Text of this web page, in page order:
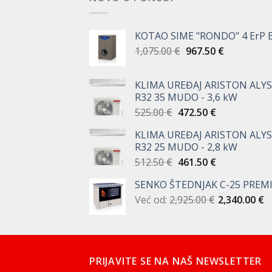
KOTAO SIME "RONDO" 4 ErP
1,075.00€ Izvorna
je:
1,075.00 €.
967.50 €Trenutna
967.50 €.
KLIMA UREĐAJ ARISTON ALYS
R32 35 MUDO - 3,6 kW
525.00€ Izvorna
bila
je:
525.00 €.
472.50 €Trenutna
je:
472.50 €.
KLIMA UREĐAJ ARISTON ALYS
R32 25 MUDO - 2,8 kW
512.50€ Izvorna
bila
je:
461.50 €Trenutna
je:
461.50 €.
SENKO ŠTEDNJAK C-25
Već od: 2,925.00€ 2,340.00 €
PRIJAVITE SE NA NAŠ NEWSLETTER